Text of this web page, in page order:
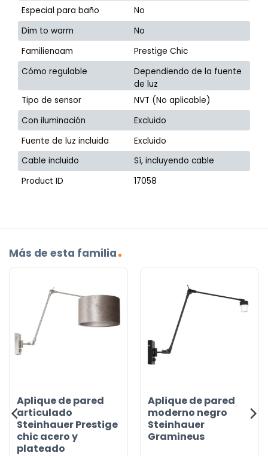
Especial para baño
No
Dim to warm
No
Familienaam
Prestige Chic
Cómo regulable
Dependiendo de la fuente
de luz
Tipo de sensor
NVT (No aplicable)
Con iluminación
Excluido
Fuente de luz incluida
Excluido
Cable incluido
Sí, incluyendo cable
Product ID
17058
Más de esta familia
Aplique de pared
articulado
Steinhauer Prestige
chic acero y
plateado
Aplique de pared
moderno negro
Steinhauer
Gramineus